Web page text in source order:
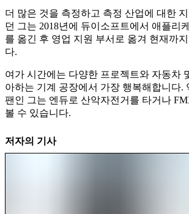
더 많은 것을 측정하고 측정 산업에 대한
던 그는 2018년에 듀이소프트에서 애플리
를 옮긴 후 영업 지원 부서로 옮겨 현재까
다.
여가 시간에는 다양한 프로젝트와 자동차
아하는 기계 공장에서 가장 행복해합니다.
팬인 그는 엔듀로 산악자전거를 타거나
볼 수 있습니다.
저자의 기사